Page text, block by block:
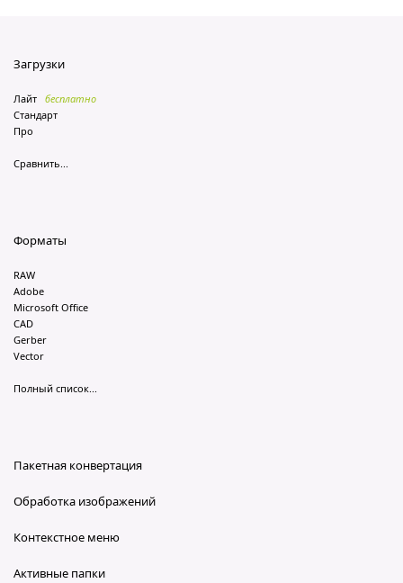
Загрузки
Лайт бесплатно
Стандарт
Про
Сравнить...
Форматы
RAW
Adobe
Microsoft Office
CAD
Gerber
Vector
Полный список...
Пакетная конвертация
Обработка изображений
Контекстное меню
Активные папки